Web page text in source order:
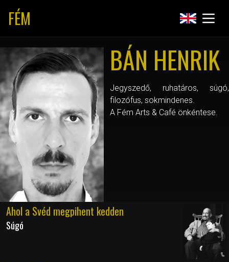
FÉM
BÁN HENRIK
Jegyszedő, ruhatáros, súgó,
filozófus, sokmindenes.
A Fém Arts & Café önkéntese.
Ahol a Svéd megpihent kedden
Súgó